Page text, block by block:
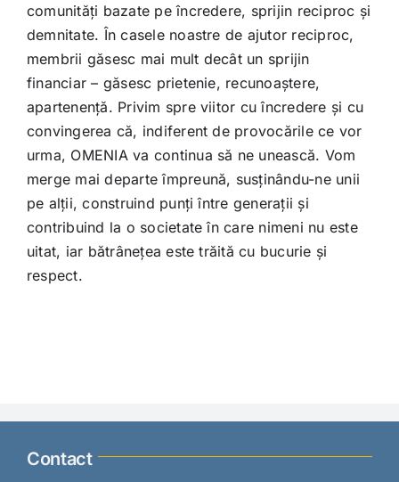
comunități bazate pe încredere, sprijin reciproc și
demnitate. În casele noastre de ajutor reciproc,
membrii găsesc mai mult decât un sprijin
financiar – găsesc prietenie, recunoaștere,
apartenență. Privim spre viitor cu încredere și cu
convingerea că, indiferent de provocările ce vor
urma, OMENIA va continua să ne unească. Vom
merge mai departe împreună, susținându-ne unii
pe alții, construind punți între generații și
contribuind la o societate în care nimeni nu este
uitat, iar bătrânețea este trăită cu bucurie și
respect.
Contact